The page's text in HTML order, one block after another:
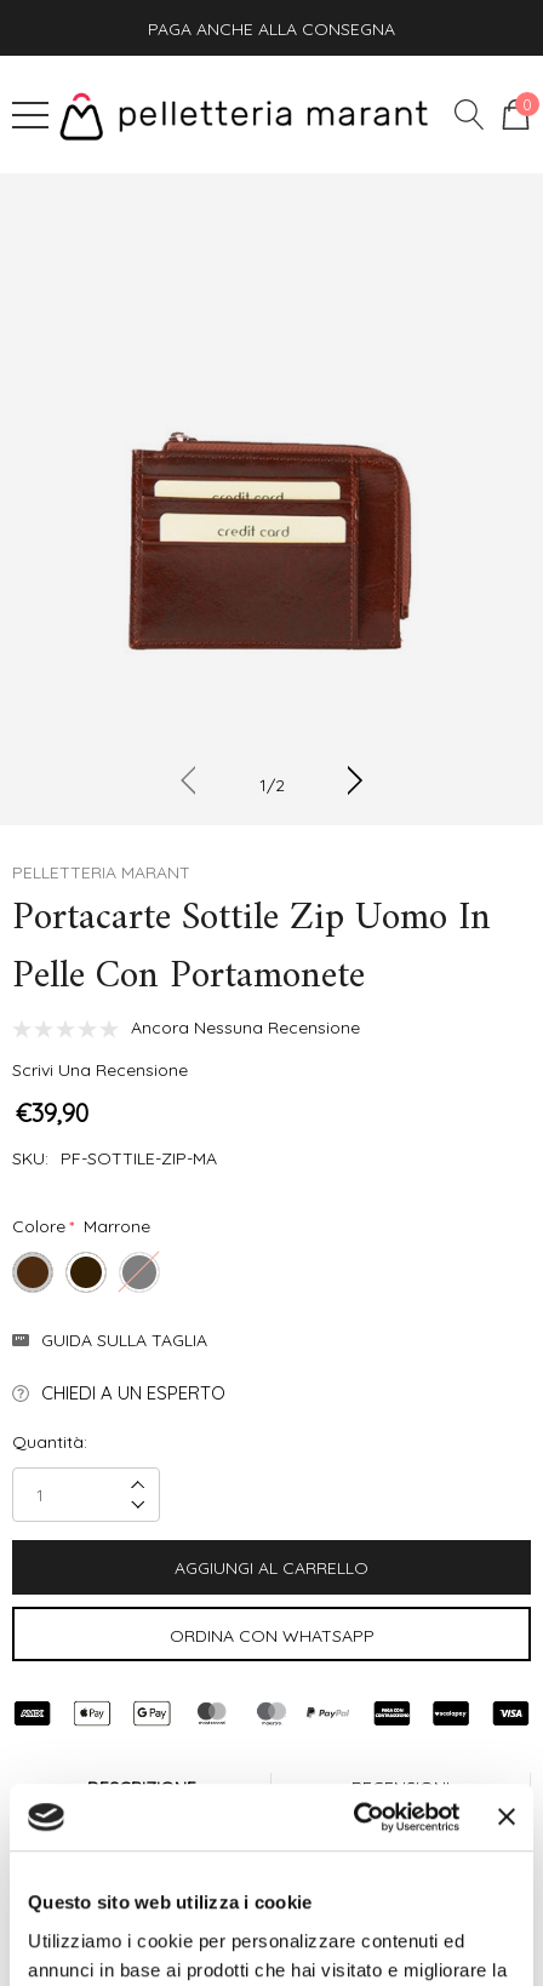
Questo sito web utilizza i cookie
Utilizziamo i cookie per personalizzare contenuti ed
annunci in base ai prodotti che hai visitato e migliorare la
PAGA ANCHE ALLA CONSEGNA
SPEDIZIONE GRATIS + OMAGGIO SU OGNI ORDINE
0
1/2
PELLETTERIA MARANT
Portacarte Sottile Zip Uomo In
Pelle Con Portamonete
Ancora Nessuna Recensione
Scrivi Una Recensione
€39,90
SKU: PF-SOTTILE-ZIP-MA
Colore* Marrone
Attuale:GUIDA SULLA TAGLIA
CHIEDI A UN ESPERTO
Quantità:
Incrementa Quantità:
DESCRIZIONE RECENSIONI
Portacarte in vera pelle con
portamonete Zip
Misure in cm: 12 x 0,5 x 9